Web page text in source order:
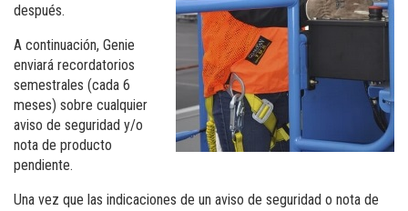
después.
A continuación, Genie
enviará recordatorios
semestrales (cada 6
meses) sobre cualquier
aviso de seguridad y/o
nota de producto
pendiente.
Una vez que las indicaciones de un aviso de seguridad o nota de